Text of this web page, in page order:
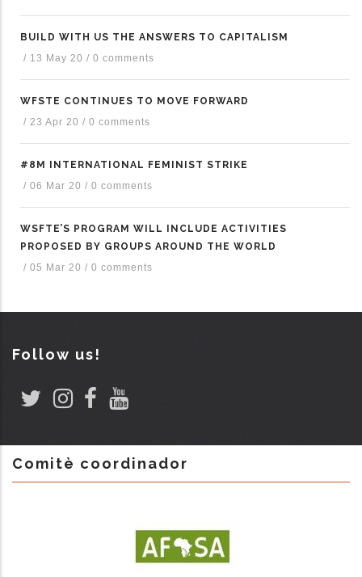
BUILD WITH US THE ANSWERS TO CAPITALISM
/ 13 May 20 / 0 comments
WFSTE CONTINUES TO MOVE FORWARD
/ 23 Apr 20 / 0 comments
#8M INTERNATIONAL FEMINIST STRIKE
/ 06 Mar 20 / 0 comments
WSFTE’S PROGRAM WILL INCLUDE ACTIVITIES
PROPOSED BY GROUPS AROUND THE WORLD
/ 05 Mar 20 / 0 comments
Follow us!
Comitè coordinador